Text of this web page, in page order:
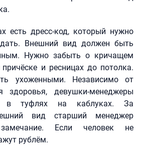
есть дресс-код, который нужно
Внешний вид должен быть
Нужно забыть о кричащем
и ресницах до потолка.
ухоженными. Независимо от
здоровья, девушки-менеджеры
в туфлях на каблуках. За
вид старший менеджер
Если человек не
рублём.